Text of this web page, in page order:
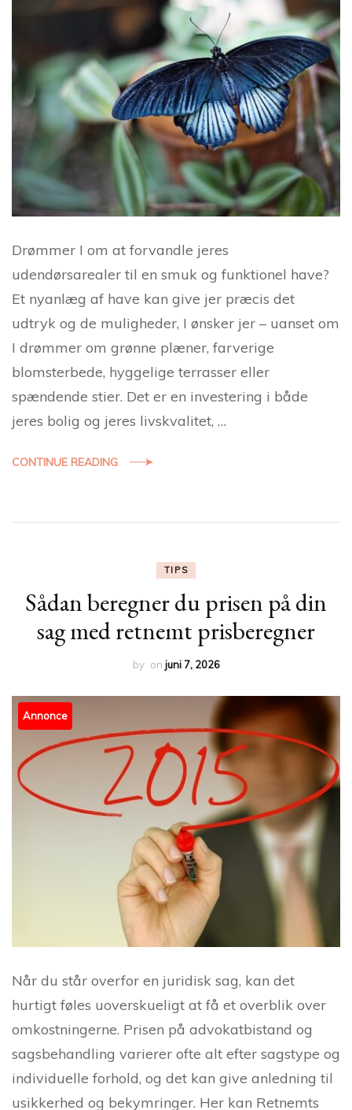
Drømmer I om at forvandle jeres
udendørsarealer til en smuk og funktionel have?
Et nyanlæg af have kan give jer præcis det
udtryk og de muligheder, I ønsker jer – uanset om
I drømmer om grønne plæner, farverige
blomsterbede, hyggelige terrasser eller
spændende stier. Det er en investering i både
jeres bolig og jeres livskvalitet, …
CONTINUE READING
TIPS
Sådan beregner du prisen på din
sag med retnemt prisberegner
by on juni 7, 2026
Annonce
Når du står overfor en juridisk sag, kan det
hurtigt føles uoverskueligt at få et overblik over
omkostningerne. Prisen på advokatbistand og
sagsbehandling varierer ofte alt efter sagstype og
individuelle forhold, og det kan give anledning til
usikkerhed og bekymringer. Her kan Retnemts